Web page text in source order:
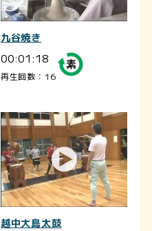
九谷焼き
00:01:18
再生回数：16
越中大島太鼓